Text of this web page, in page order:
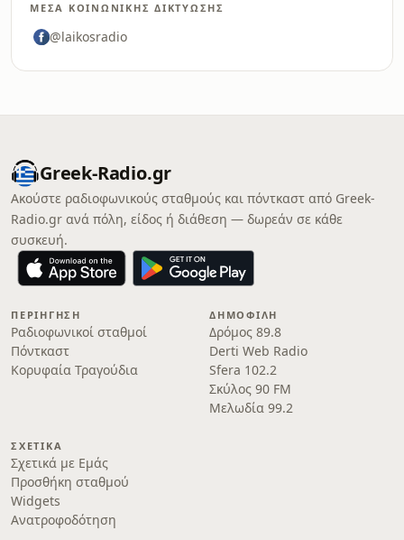
ΜΈΣΑ ΚΟΙΝΩΝΙΚΉΣ ΔΙΚΤΎΩΣΗΣ
@laikosradio
Greek-Radio.gr
Ακούστε ραδιοφωνικούς σταθμούς και πόντκαστ από Greek-
Radio.gr ανά πόλη, είδος ή διάθεση — δωρεάν σε κάθε
συσκευή.
ΠΕΡΙΉΓΗΣΗ
Ραδιοφωνικοί σταθμοί
Πόντκαστ
Κορυφαία Τραγούδια
ΔΗΜΟΦΙΛΉ
Δρόμος 89.8
Derti Web Radio
Sfera 102.2
Σκύλος 90 FM
Μελωδία 99.2
ΣΧΕΤΙΚΆ
Σχετικά με Εμάς
Προσθήκη σταθμού
Widgets
Ανατροφοδότηση